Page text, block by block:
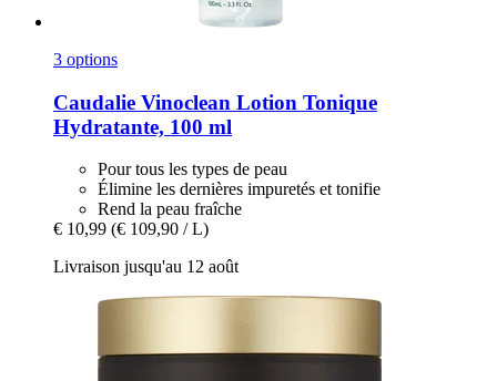
3 options
Caudalie Vinoclean Lotion Tonique
Hydratante, 100 ml
Pour tous les types de peau
Élimine les dernières impuretés et tonifie
Rend la peau fraîche
€ 10,99 (€ 109,90 / L)
Livraison jusqu'au 12 août